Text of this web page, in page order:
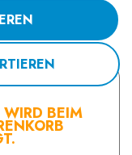
WIRD BEIM